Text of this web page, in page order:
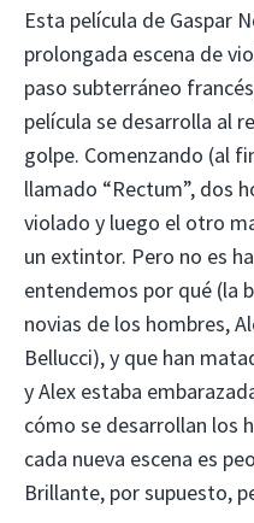
Esta película de Gaspar
prolongada escena de
paso subterráneo
película se desarrolla al
golpe. Comenzando (al
llamado “Rectum”, dos
violado y luego el otro
un extintor. Pero no es
entendemos por qué (la
novias de los hombres,
Bellucci), y que han
y Alex estaba
cómo se desarrollan los
cada nueva escena es
Brillante, por supuesto,